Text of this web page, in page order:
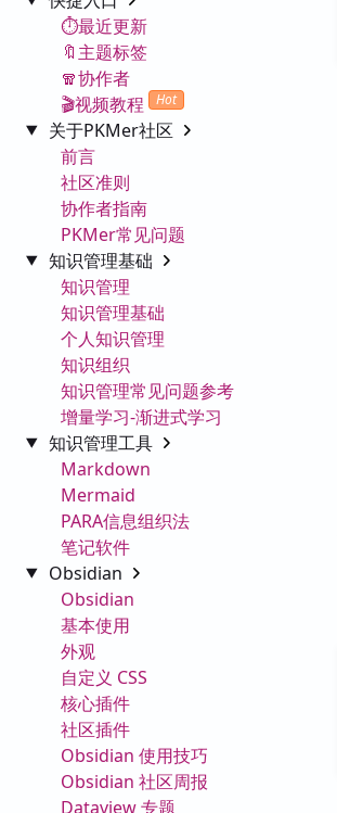
⏱️最近更新
🔖主题标签
🧣协作者
🎬视频教程
Hot
关于PKMer社区
前言
社区准则
协作者指南
PKMer常见问题
知识管理基础
知识管理
知识管理基础
个人知识管理
知识组织
知识管理常见问题参考
增量学习-渐进式学习
知识管理工具
Markdown
Mermaid
PARA信息组织法
笔记软件
Obsidian
Obsidian
基本使用
外观
自定义 CSS
核心插件
社区插件
Obsidian 使用技巧
Obsidian 社区周报
Dataview 专题